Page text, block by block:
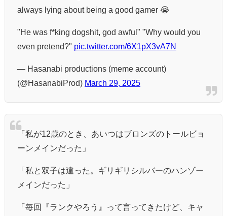
always lying about being a good gamer 😭
"He was f*king dogshit, god awful" "Why would you
even pretend?" pic.twitter.com/6X1pX3vA7N
— Hasanabi productions (meme account)
(@HasanabiProd) March 29, 2025
「私が12歳のとき、あいつはブロンズのトールビョ
ーンメインだった」
「私と双子は違った。ギリギリシルバーのハンゾー
メインだった」
「毎回『ランクやろう』って言ってきたけど、キャ